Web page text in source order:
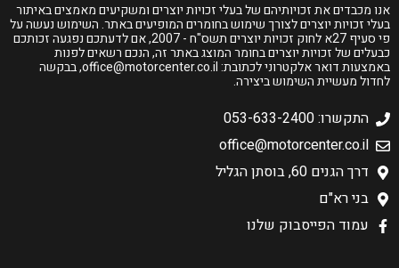
אנו מכבדים את זכויותיהם של בעלי זכויות יוצרים ומשקיעים מאמצים באיתור
בעלי זכויות יוצרים לצורך שימוש בחומרים המופיעים באתר. השימוש נעשה על
פי סעיף 27א לחוק זכויות יוצרים תשס"ח - 2007, אם לדעתכם נפגעה זכותכם
כבעלים של זכויות יוצרים בחומר המוצג באתר זה, הנכם רשאים לפנות
באמצעות דואר אלקטרוני לכתובת:office@motorcenter.co.il, בבקשה
לחדול מעשיית השימוש ביצירה.
התקשרו: 053-633-2400
office@motorcenter.co.il
דרך הגנים 60, בוסתן הגליל
בני רא"ם
עמוד הפייסבוק שלנו